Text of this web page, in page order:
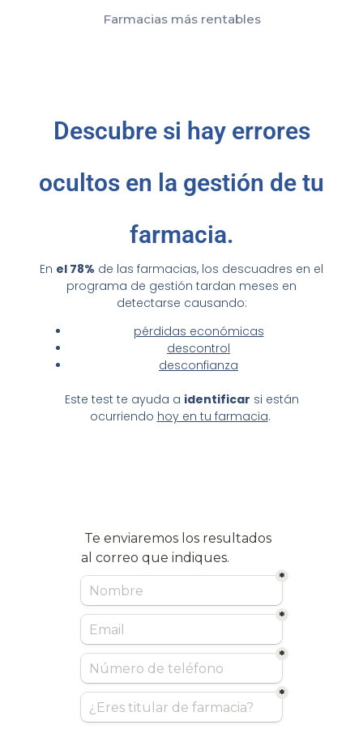
Farmacias más rentables
Descubre si hay errores
ocultos en la gestión de tu
farmacia.
En el 78% de las farmacias, los descuadres en el
programa de gestión tardan meses en
detectarse causando:
pérdidas económicas
descontrol
desconfianza
Este test te ayuda a identificar si están
ocurriendo hoy en tu farmacia.